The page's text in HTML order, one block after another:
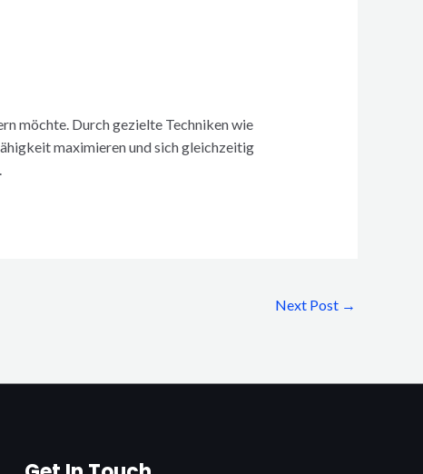
möchte. Durch gezielte Techniken wie
maximieren und sich gleichzeitig
Next Post →